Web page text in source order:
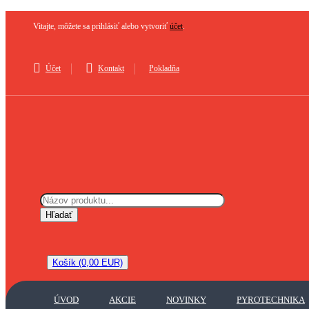
Vitajte, môžete sa prihlásiť alebo vytvoriť účet.
Účet Kontakt Pokladňa
Hľadať
Košík (0,00 EUR)
ÚVOD AKCIE NOVINKY PYROTECHNIKA